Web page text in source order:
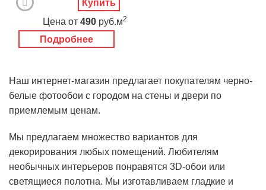
Подробнее
Цена от 490 руб.м2
Купить
Наш интернет-магазин предлагает покупателям черно-
белые фотообои с городом на стены и двери по
приемлемым ценам.
Мы предлагаем множество вариантов для
декорирования любых помещений. Любителям
необычных интерьеров понравятся 3D-обои или
светящиеся полотна. Мы изготавливаем гладкие и